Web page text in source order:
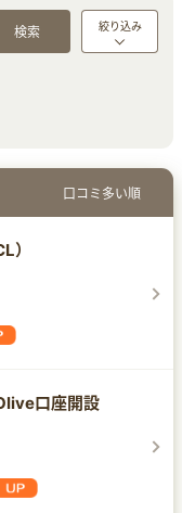
絞り込み
口コミ多い順
）
口座開設